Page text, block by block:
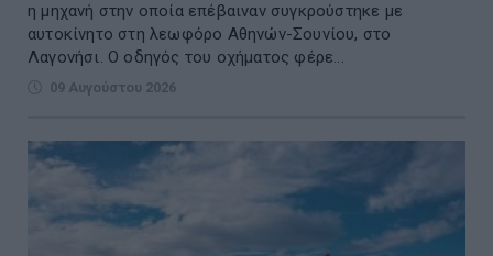
η μηχανή στην οποία επέβαιναν συγκρούστηκε με
αυτοκίνητο στη λεωφόρο Αθηνών-Σουνίου, στο
Λαγονήσι. Ο οδηγός του οχήματος φέρε...
09 Αυγούστου 2026